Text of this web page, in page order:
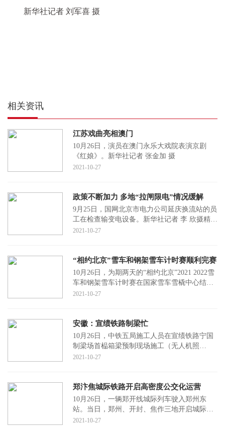
新华社记者 刘军喜 摄
相关资讯
江苏戏曲亮相澳门
10月26日，演员在澳门永乐大戏院表演京剧
《红娘》。新华社记者 张金加 摄
2021-10-27
政策不断加力 多地“拉闸限电”情况缓解
9月25日，国网北京市电力公司延庆换流站的员
工在检查输变电设备。新华社记者 李 欣摄精准
控能显成效本报记者 柳 文“累计用电1453320千
2021-10-27
“相约北京”雪车和钢架雪车计时赛顺利完赛
10月26日，为期两天的“相约北京”2021 2022雪
车和钢架雪车计时赛在国家雪车雪橇中心结
束。这是该场馆竣工后按照冬奥标准举办的首
2021-10-27
安徽：宣绩铁路制梁忙
10月26日，中铁五局施工人员在宣绩铁路宁国
制梁场首榀箱梁预制现场施工（无人机照
片）。当日，中铁五局宣绩铁路宁国制梁场首
2021-10-27
郑汴焦城际铁路开启高密度公交化运营
10月26日，一辆郑开线城际列车驶入郑州东
站。当日，郑州、开封、焦作三地开启城际铁
路高密度公交化运营。据了解，这三条城际铁
2021-10-27